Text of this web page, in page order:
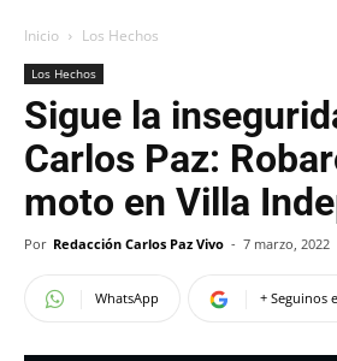
Inicio Los Hechos
Los Hechos
Sigue la
Carlos Paz:
moto en Villa
Por Redacción Carlos Paz Vivo - 7 marzo, 2022
WhatsApp + Seguinos